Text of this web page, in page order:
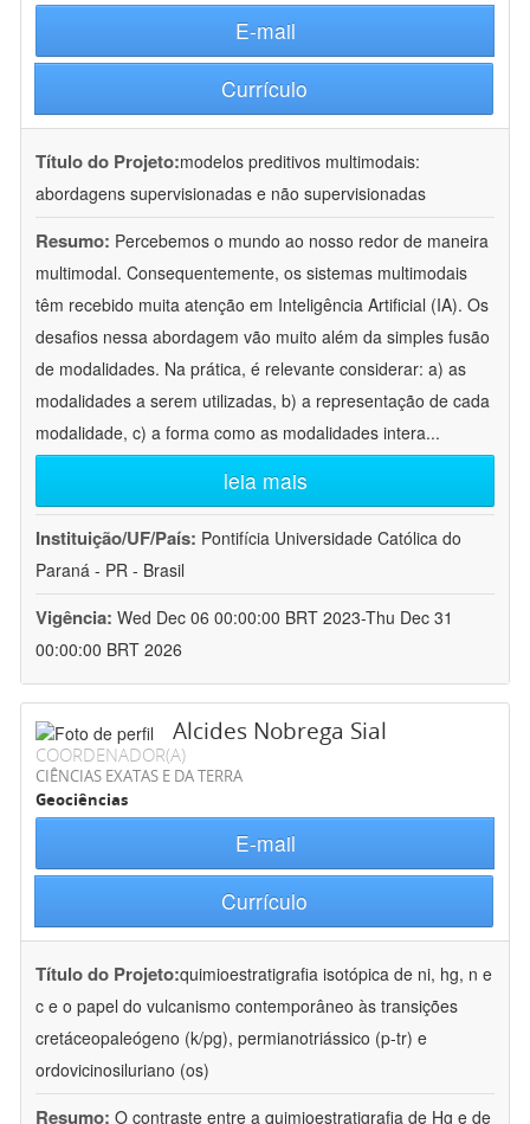
E-mail
Currículo
Título do Projeto:modelos preditivos multimodais:
abordagens supervisionadas e não supervisionadas
Resumo: Percebemos o mundo ao nosso redor de maneira
multimodal. Consequentemente, os sistemas multimodais
têm recebido muita atenção em Inteligência Artificial (IA). Os
desafios nessa abordagem vão muito além da simples fusão
de modalidades. Na prática, é relevante considerar: a) as
modalidades a serem utilizadas, b) a representação de cada
modalidade, c) a forma como as modalidades intera...
leia mais
Instituição/UF/País: Pontifícia Universidade Católica do
Paraná - PR - Brasil
Vigência: Wed Dec 06 00:00:00 BRT 2023-Thu Dec 31
00:00:00 BRT 2026
Alcides Nobrega Sial
COORDENADOR(A)
CIÊNCIAS EXATAS E DA TERRA
Geociências
E-mail
Currículo
Título do Projeto:quimioestratigrafia isotópica de ni, hg, n e
c e o papel do vulcanismo contemporâneo às transições
cretáceopaleógeno (k/pg), permianotriássico (p-tr) e
ordovicinosiluriano (os)
Resumo: O contraste entre a quimioestratigrafia de Hg e de